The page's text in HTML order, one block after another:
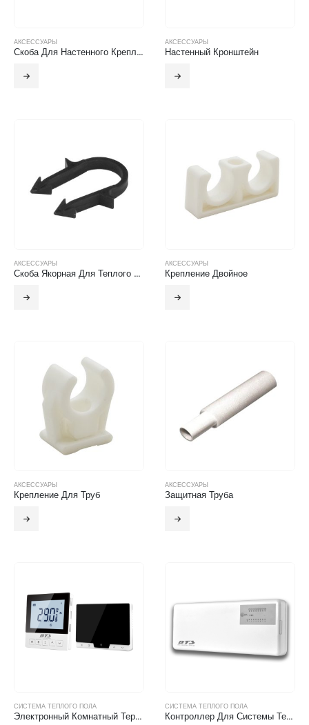
АКСЕССУАРЫ
Скоба Для Настенного Крепления
АКСЕССУАРЫ
Настенный Кронштейн
АКСЕССУАРЫ
Скоба Якорная Для Теплого Пола
АКСЕССУАРЫ
Крепление Двойное
АКСЕССУАРЫ
Крепление Для Труб
АКСЕССУАРЫ
Защитная Труба
СИСТЕМА ТЕПЛОГО ПОЛА
Электронный Комнатный Термостат
СИСТЕМА ТЕПЛОГО ПОЛА
Контроллер Для Системы Теплого Пола (Проводной )